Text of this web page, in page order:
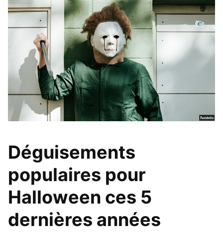
Déguisements
populaires pour
Halloween ces 5
dernières années